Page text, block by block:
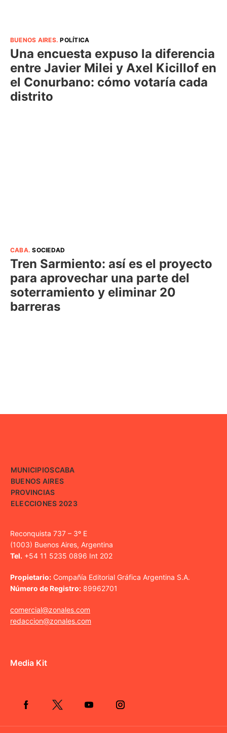
BUENOS AIRES.POLÍTICA
Una encuesta expuso la diferencia
entre Javier Milei y Axel Kicillof en
el Conurbano: cómo votaría cada
distrito
CABA.SOCIEDAD
Tren Sarmiento: así es el proyecto
para aprovechar una parte del
soterramiento y eliminar 20
barreras
MUNICIPIOSCABA
BUENOS AIRES
PROVINCIAS
ELECCIONES 2023
Reconquista 737 – 3º E
(1003) Buenos Aires, Argentina
Tel. +54 11 5235 0896 Int 202
Propietario: Compañía Editorial Gráfica Argentina S.A.
Número de Registro: 89962701
comercial@zonales.com
redaccion@zonales.com
Media Kit